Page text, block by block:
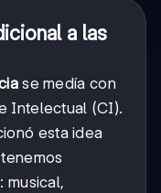
a las
se medía con
Intelectual (CI).
esta idea
musical,